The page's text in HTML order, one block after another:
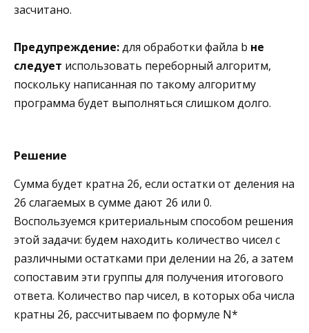
засчитано.
Предупреждение:для обработки файла b не
следует использовать переборный алгоритм,
поскольку написанная по такому алгоритму
программа будет выполняться слишком долго.
Решение
Сумма будет кратна 26, если остатки от деления на
26 слагаемых в сумме дают 26 или 0.
Воспользуемся критериальным способом решения
этой задачи: будем находить количество чисел с
различными остатками при делении на 26, а затем
сопоставим эти группы для получения итогового
ответа. Количество пар чисел, в которых оба числа
кратны 26, рассчитываем по формуле N*